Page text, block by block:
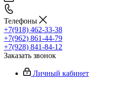
Телефоны
+7(918) 462-33-38
+7(962) 861-44-79
+7(928) 841-84-12
Заказать звонок
Личный кабинет